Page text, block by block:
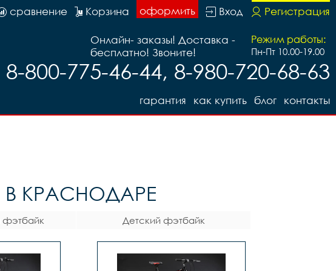
Регистрация
Вход
оформить
Корзина
сравнение
Режим работы:
Пн-Пт 10.00-19.00
Онлайн- заказы! Доставка -
бесплатно! Звоните!
8-800-775-46-44, 8-980-720-68-63
контакты
блог
как купить
гарантия
КРАСНОДАРЕ
фэтбайк Детский фэтбайк